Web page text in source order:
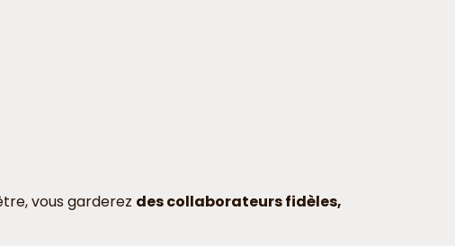
vous garderez des collaborateurs fidèles,